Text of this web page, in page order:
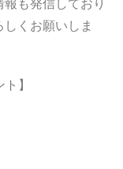
も発信しており
くお願いしま
】